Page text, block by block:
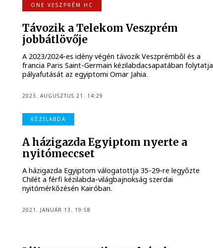
ONE VESZPRÉM HC
Távozik a Telekom Veszprém
jobbátlövője
A 2023/2024-es idény végén távozik Veszprémből és a
francia Paris Saint-Germain kézilabdacsapatában folytatja
pályafutását az egyiptomi Omar Jahia.
2023. AUGUSZTUS 21. 14:29
KÉZILABDA
A házigazda Egyiptom nyerte a
nyitómeccset
A házigazda Egyiptom válogatottja 35-29-re legyőzte
Chilét a férfi kézilabda-világbajnokság szerdai
nyitómérkőzésén Kairóban.
2021. JANUÁR 13. 19:58